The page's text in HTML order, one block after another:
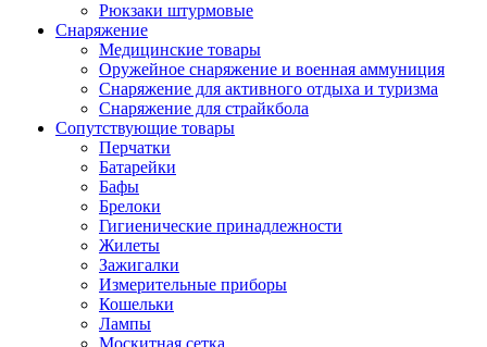
Рюкзаки штурмовые
Снаряжение
Медицинские товары
Оружейное снаряжение и военная аммуниция
Снаряжение для активного отдыха и туризма
Снаряжение для страйкбола
Сопутствующие товары
Перчатки
Батарейки
Бафы
Брелоки
Гигиенические принадлежности
Жилеты
Зажигалки
Измерительные приборы
Кошельки
Лампы
Москитная сетка